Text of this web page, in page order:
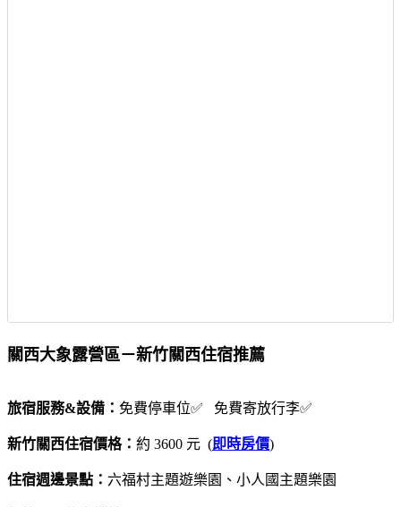
關西大象露營區－新竹關西住宿推薦
旅宿服務&設備： 免費停車位✅ 免費寄放行李✅
新竹關西住宿價格： 約 3600 元 (即時房價)
住宿週邊景點： 六福村主題遊樂園、小人國主題樂園